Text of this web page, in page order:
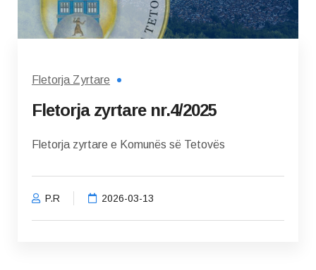
Fletorja Zyrtare
Fletorja zyrtare nr.4/2025
Fletorja zyrtare e Komunës së Tetovës
P.R 2026-03-13